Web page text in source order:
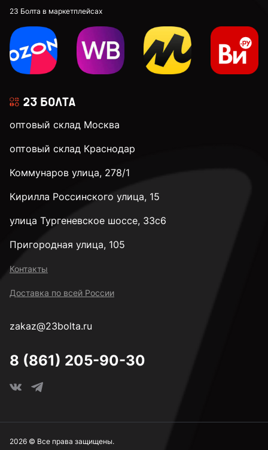
к.п. 4,8
к.п. 5,8
к.п. 12,9
к.п. 14H
М2,5
М3
23 Болта в маркетплейсах
оптовый склад Москва
оптовый склад Краснодар
Коммунаров улица, 278/1
Кирилла Россинского улица, 15
улица Тургеневское шоссе, 33с6
Пригородная улица, 105
Контакты
Доставка по всей России
zakaz@23bolta.ru
8 (861) 205-90-30
2026 © Все права защищены.